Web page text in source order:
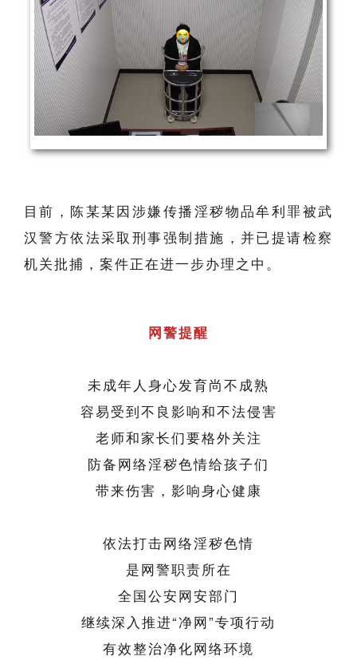
目前，陈某某因涉嫌传播淫秽物品牟利罪被武
汉警方依法采取刑事强制措施，并已提请检察
机关批捕，案件正在进一步办理之中。
网警提醒
未成年人身心发育尚不成熟
容易受到不良影响和不法侵害
老师和家长们要格外关注
防备网络淫秽色情给孩子们
带来伤害，影响身心健康
依法打击网络淫秽色情
是网警职责所在
全国公安网安部门
继续深入推进“净网”专项行动
有效整治净化网络环境